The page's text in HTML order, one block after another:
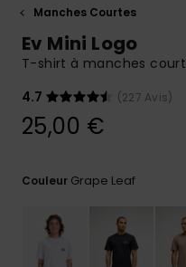
de
CARTE
CADEAU
LISTE DE
SOUHAITS
Manches Courtes
Ev Mini Logo
T-shirt à manches
4.7
(227 Avis)
25,00 €
Couleur Grape Leaf